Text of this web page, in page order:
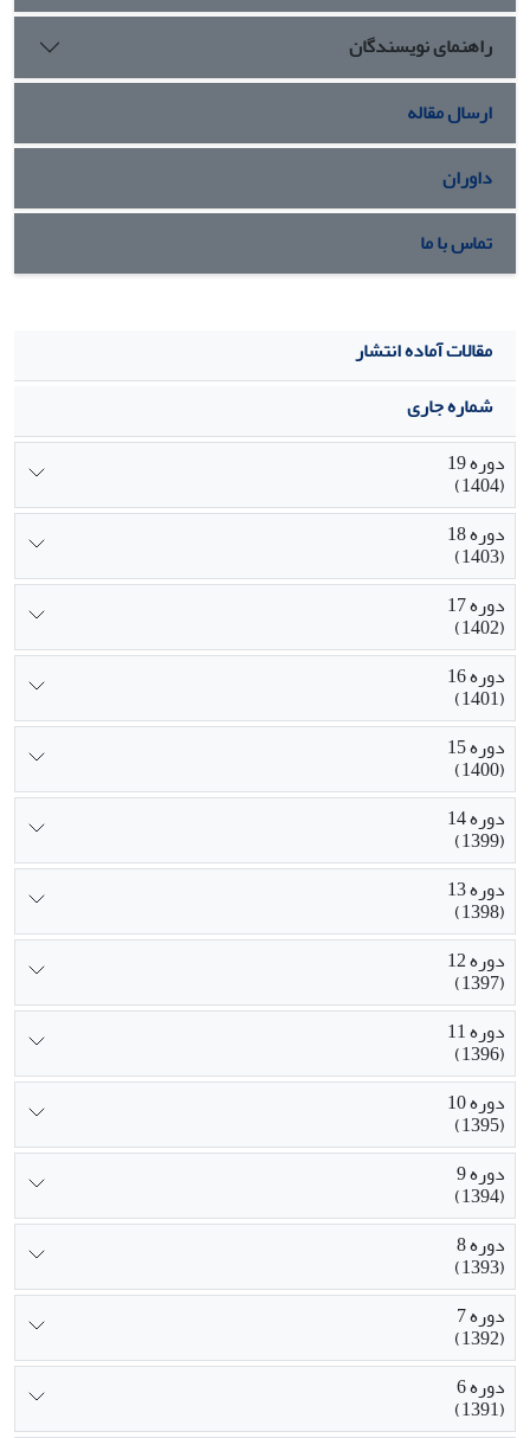
راهنمای نویسندگان
ارسال مقاله
داوران
تماس با ما
مقالات آماده انتشار
شماره جاری
دوره 19
(1404)
دوره 18
(1403)
دوره 17
(1402)
دوره 16
(1401)
دوره 15
(1400)
دوره 14
(1399)
دوره 13
(1398)
دوره 12
(1397)
دوره 11
(1396)
دوره 10
(1395)
دوره 9
(1394)
دوره 8
(1393)
دوره 7
(1392)
دوره 6
(1391)